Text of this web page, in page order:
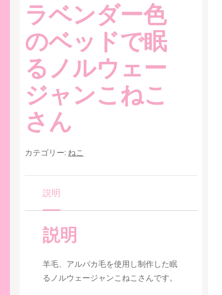
ラベンダー色
のベッドで眠
るノルウェー
ジャンこねこ
さん
カテゴリー: ねこ
説明
説明
羊毛、アルパカ毛を使用し制作した眠
るノルウェージャンこねこさんです。